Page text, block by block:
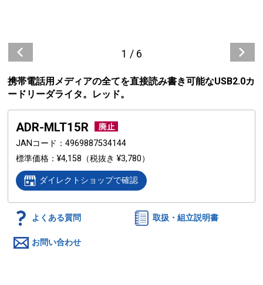
1 / 6
携帯電話用メディアの全てを直接読み書き可能なUSB2.0カ
ードリーダライタ。レッド。
ADR-MLT15R
JANコード
4969887534144
標準価格
¥4,158 （税抜き ¥3,780）
ダイレクトショップで確認
よくある質問 取扱・組立説明書
お問い合わせ